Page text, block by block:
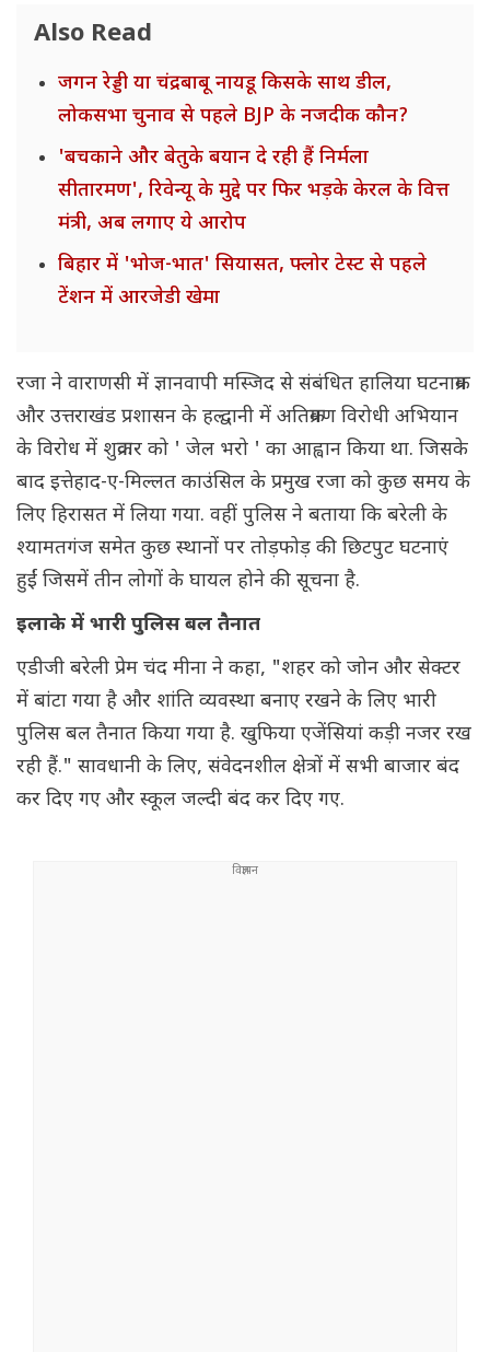
Also Read
जगन रेड्डी या चंद्रबाबू नायडू किसके साथ डील,
लोकसभा चुनाव से पहले BJP के नजदीक कौन?
'बचकाने और बेतुके बयान दे रही हैं निर्मला
सीतारमण', रिवेन्यू के मुद्दे पर फिर भड़के केरल के वित्त
मंत्री, अब लगाए ये आरोप
बिहार में 'भोज-भात' सियासत, फ्लोर टेस्ट से पहले
टेंशन में आरजेडी खेमा
रजा ने वाराणसी में ज्ञानवापी मस्जिद से संबंधित हालिया घटनाक्रम
और उत्तराखंड प्रशासन के हल्द्वानी में अतिक्रमण विरोधी अभियान
के विरोध में शुक्रवार को ' जेल भरो ' का आह्वान किया था. जिसके
बाद इत्तेहाद-ए-मिल्लत काउंसिल के प्रमुख रजा को कुछ समय के
लिए हिरासत में लिया गया. वहीं पुलिस ने बताया कि बरेली के
श्यामतगंज समेत कुछ स्थानों पर तोड़फोड़ की छिटपुट घटनाएं
हुईं जिसमें तीन लोगों के घायल होने की सूचना है.
इलाके में भारी पुलिस बल तैनात
एडीजी बरेली प्रेम चंद मीना ने कहा, "शहर को जोन और सेक्टर
में बांटा गया है और शांति व्यवस्था बनाए रखने के लिए भारी
पुलिस बल तैनात किया गया है. खुफिया एजेंसियां कड़ी नजर रख
रही हैं." सावधानी के लिए, संवेदनशील क्षेत्रों में सभी बाजार बंद
कर दिए गए और स्कूल जल्दी बंद कर दिए गए.